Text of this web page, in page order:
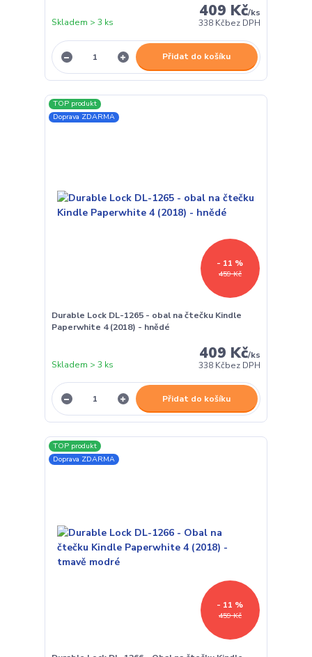
409 Kč/ks
338 Kčbez DPH
Skladem > 3 ks
Přidat do košíku
TOP produkt
Doprava ZDARMA
459 Kč
- 11 %
Durable Lock DL-1265 - obal na čtečku Kindle
Paperwhite 4 (2018) - hnědé
409 Kč/ks
338 Kčbez DPH
Skladem > 3 ks
Přidat do košíku
TOP produkt
Doprava ZDARMA
459 Kč
- 11 %